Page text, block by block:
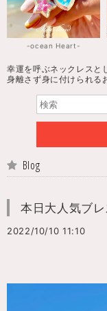
-ocean Heart-
幸運を呼ぶネックレスと
身離さず身に付けられる
Blog
本日大人気ブレ
2022/10/10 11:10